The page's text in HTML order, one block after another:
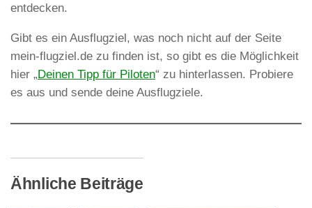
entdecken.
Gibt es ein Ausflugziel, was noch nicht auf der Seite
mein-flugziel.de zu finden ist, so gibt es die Möglichkeit
hier „Deinen Tipp für Piloten“ zu hinterlassen. Probiere
es aus und sende deine Ausflugziele.
Ähnliche Beiträge